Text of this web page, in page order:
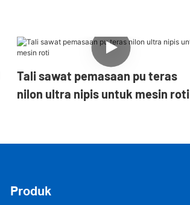
Tali sawat pemasaan pu teras
nilon ultra nipis untuk mesin roti
Produk